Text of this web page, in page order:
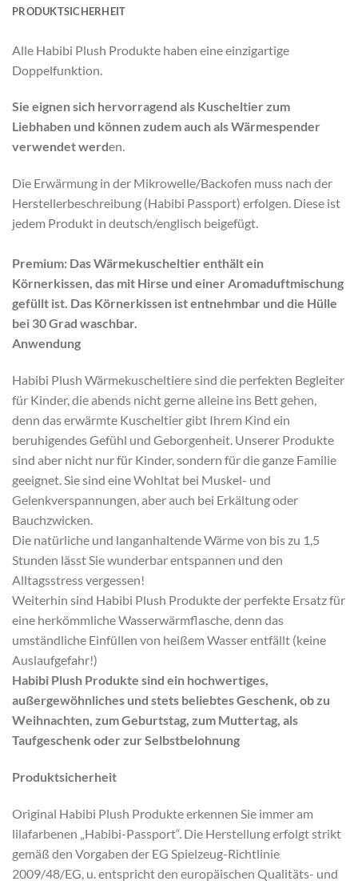
PRODUKTSICHERHEIT
Alle Habibi Plush Produkte haben eine einzigartige
Doppelfunktion.
Sie eignen sich hervorragend als Kuscheltier zum
Liebhaben und können zudem auch als Wärmespender
verwendet werden.
Die Erwärmung in der Mikrowelle/Backofen muss nach der
Herstellerbeschreibung (Habibi Passport) erfolgen. Diese ist
jedem Produkt in deutsch/englisch beigefügt.
Premium: Das Wärmekuscheltier enthält ein
Körnerkissen, das mit Hirse und einer Aromaduftmischung
gefüllt ist. Das Körnerkissen ist entnehmbar und die Hülle
bei 30 Grad waschbar.
Anwendung
Habibi Plush Wärmekuscheltiere sind die perfekten Begleiter
für Kinder, die abends nicht gerne alleine ins Bett gehen,
denn das erwärmte Kuscheltier gibt Ihrem Kind ein
beruhigendes Gefühl und Geborgenheit. Unserer Produkte
sind aber nicht nur für Kinder, sondern für die ganze Familie
geeignet. Sie sind eine Wohltat bei Muskel- und
Gelenkverspannungen, aber auch bei Erkältung oder
Bauchzwicken.
Die natürliche und langanhaltende Wärme von bis zu 1,5
Stunden lässt Sie wunderbar entspannen und den
Alltagsstress vergessen!
Weiterhin sind Habibi Plush Produkte der perfekte Ersatz für
eine herkömmliche Wasserwärmflasche, denn das
umständliche Einfüllen von heißem Wasser entfällt (keine
Auslaufgefahr!)
Habibi Plush Produkte sind ein hochwertiges,
außergewöhnliches und stets beliebtes Geschenk, ob zu
Weihnachten, zum Geburtstag, zum Muttertag, als
Taufgeschenk oder zur Selbstbelohnung
Produktsicherheit
Original Habibi Plush Produkte erkennen Sie immer am
lilafarbenen „Habibi-Passport“. Die Herstellung erfolgt strikt
gemäß den Vorgaben der EG Spielzeug-Richtlinie
2009/48/EG, u. entspricht den europäischen Qualitäts- und